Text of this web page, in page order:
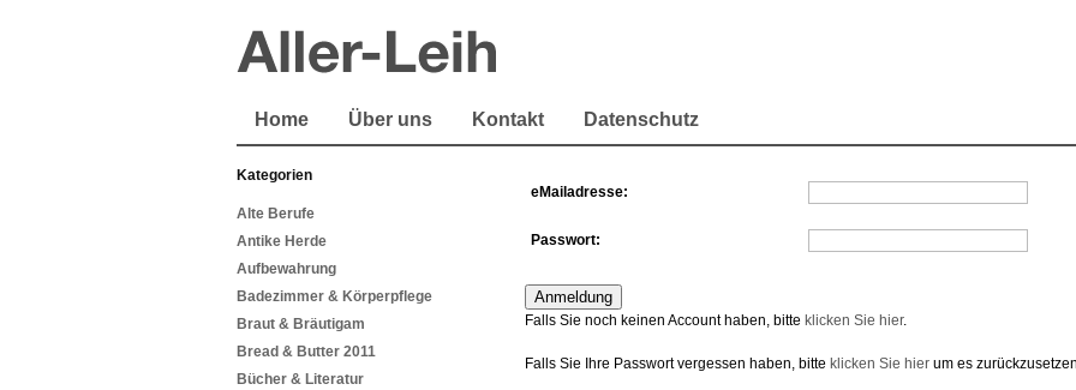
Home Über uns Kontakt Datenschutz
Kategorien
Alte Berufe
Antike Herde
Aufbewahrung
Badezimmer & Körperpflege
Braut & Bräutigam
Bread & Butter 2011
Bücher & Literatur
eMailadresse:
Passwort:
Falls Sie noch keinen Account haben, bitte klicken Sie hier.
Falls Sie Ihre Passwort vergessen haben, bitte klicken Sie hier um es